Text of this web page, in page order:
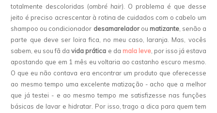
totalmente descoloridas (ombré hair). O problema é que desse
jeito é preciso acrescentar à rotina de cuidados com o cabelo um
shampoo ou condicionador desamareladorou matizante, senão a
parte que deve ser loira fica, no meu caso, laranja. Mas, vocês
sabem, eu sou fã davida prática e da mala leve, por isso já estava
apostando que em 1 mês eu voltaria ao castanho escuro mesmo.
O que eu não contava era encontrar um produto que oferecesse
ao mesmo tempo uma excelente matização - acho que a melhor
que já testei - e ao mesmo tempo me satisfizesse nas funções
básicas de lavar e hidratar. Por isso, trago a dica para quem tem